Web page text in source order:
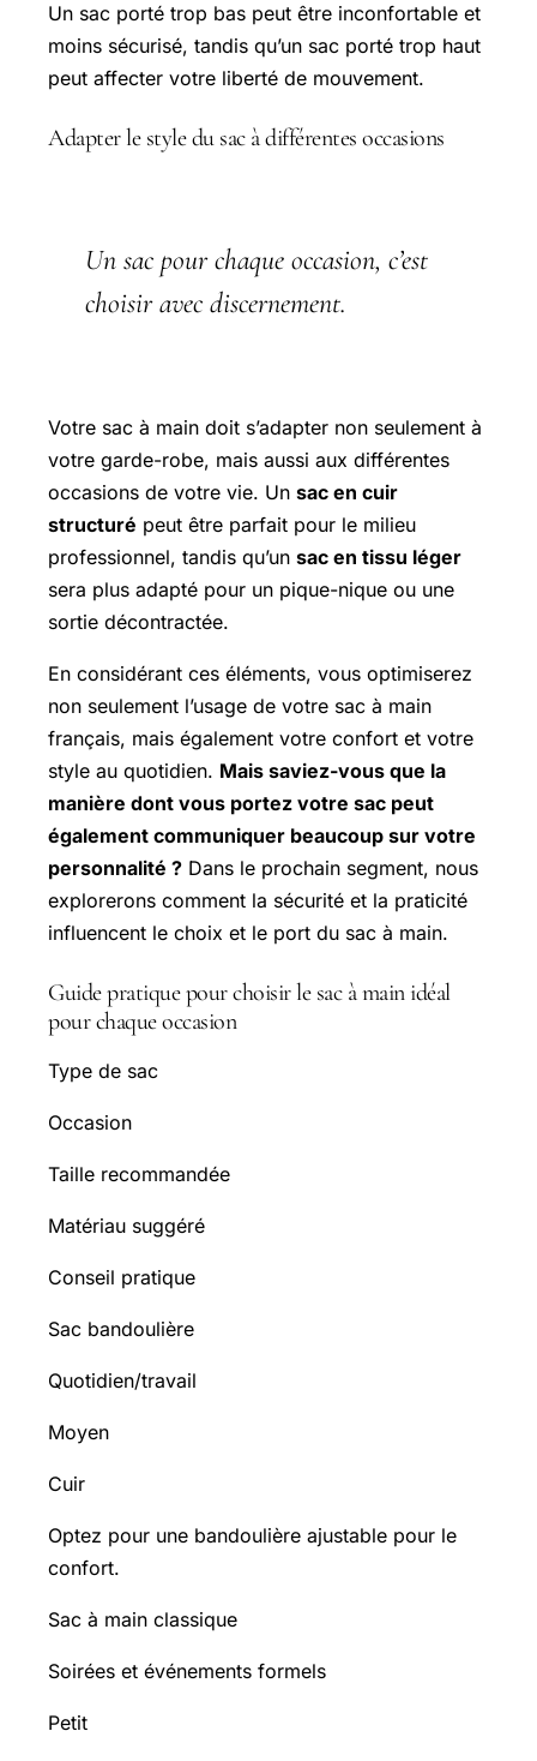
Un sac porté trop bas peut être inconfortable et
moins sécurisé, tandis qu’un sac porté trop haut
peut affecter votre liberté de mouvement.
Adapter le style du sac à différentes occasions
Un sac pour chaque occasion, c’est
choisir avec discernement.
Votre sac à main doit s’adapter non seulement à
votre garde-robe, mais aussi aux différentes
occasions de votre vie. Un sac en cuir
structuré peut être parfait pour le milieu
professionnel, tandis qu’un sac en tissu léger
sera plus adapté pour un pique-nique ou une
sortie décontractée.
En considérant ces éléments, vous optimiserez
non seulement l’usage de votre sac à main
français, mais également votre confort et votre
style au quotidien. Mais saviez-vous que la
manière dont vous portez votre sac peut
également communiquer beaucoup sur votre
personnalité ? Dans le prochain segment, nous
explorerons comment la sécurité et la praticité
influencent le choix et le port du sac à main.
Guide pratique pour choisir le sac à main idéal
pour chaque occasion
Type de sac
Occasion
Taille recommandée
Matériau suggéré
Conseil pratique
Sac bandoulière
Quotidien/travail
Moyen
Cuir
Optez pour une bandoulière ajustable pour le
confort.
Sac à main classique
Soirées et événements formels
Petit